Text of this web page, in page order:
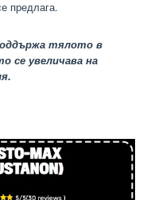
предлага.
тялото в
се увеличава на